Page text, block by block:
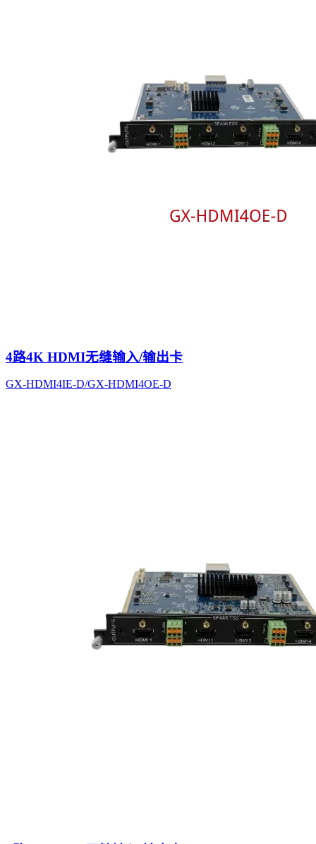
4路4K HDMI无缝输入/输出卡
GX-HDMI4IE-D/GX-HDMI4OE-D